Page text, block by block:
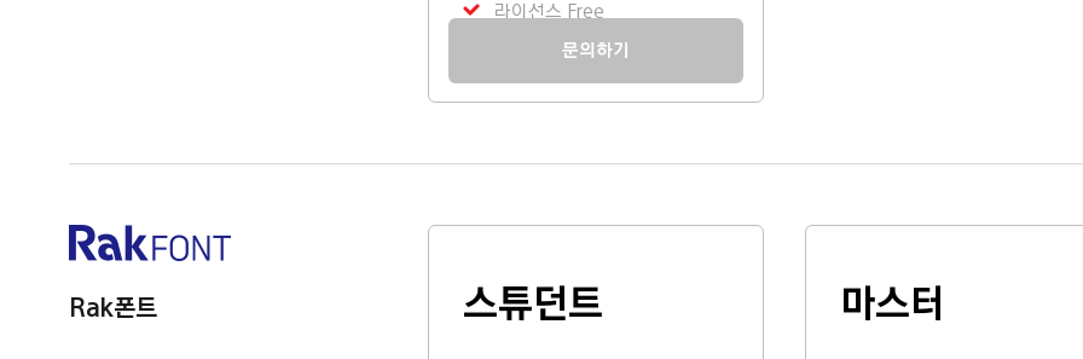
라이선스 Free
문의하기
Rak폰트 스튜던트 마스터